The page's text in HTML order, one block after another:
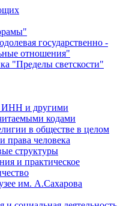
государственно -
отношения"
"Пределы светскости"
ИНН и другими
кодами
в обществе в целом
права человека
структуры
и практическое
им. А.Сахарова